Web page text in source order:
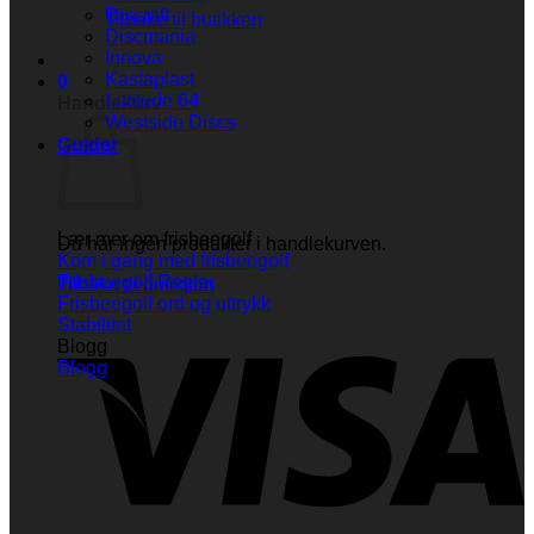
Tilbake til butikken
0
Handlekurv
Du har ingen produkter i handlekurven.
Tilbake til butikken
Discraft
Discmania
Innova
Kastaplast
Latitude 64
Westside Discs
Guider
Lær mer om frisbeegolf
Kom i gang med frisbeegolf
Frisbeegolf Regler
Frisbeegolf ord og uttrykk
Stabilitet
Blogg
Blogg